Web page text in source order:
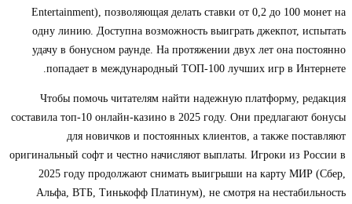
Entertainment), позволяющая делать ставки от 0,2 до 100 монет на
одну линию. Доступна возможность выиграть джекпот, испытать
удачу в бонусном раунде. На протяжении двух лет она постоянно
попадает в международный ТОП-100 лучших игр в Интернете.
Чтобы помочь читателям найти надежную платформу, редакция
составила топ-10 онлайн-казино в 2025 году. Они предлагают бонусы
для новичков и постоянных клиентов, а также поставляют
оригинальный софт и честно начисляют выплаты. Игроки из России в
2025 году продолжают снимать выигрыши на карту МИР (Сбер,
Альфа, ВТБ, Тинькофф Платинум), не смотря на нестабильность